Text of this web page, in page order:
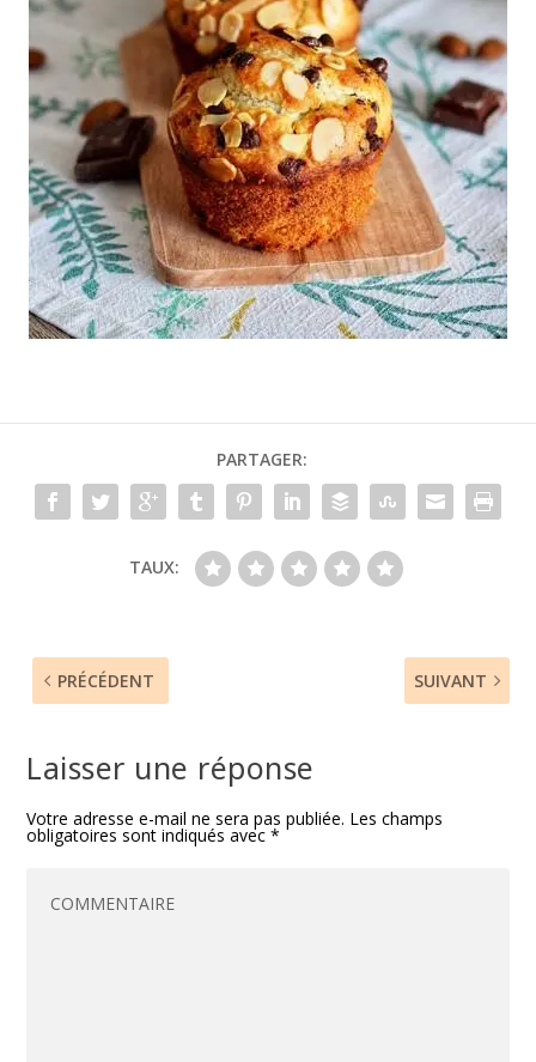
PARTAGER:
TAUX:
PRÉCÉDENT SUIVANT
Laisser une réponse
Votre adresse e-mail ne sera pas publiée. Les champs
obligatoires sont indiqués avec*